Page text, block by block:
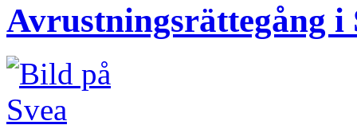
Avrustningsrättegång